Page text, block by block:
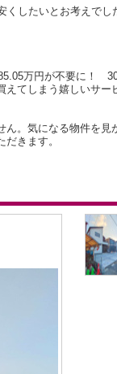
くしたいとお考えで
万円が不要に！
えてしまう嬉しいサ
。気になる物件を見
きます。